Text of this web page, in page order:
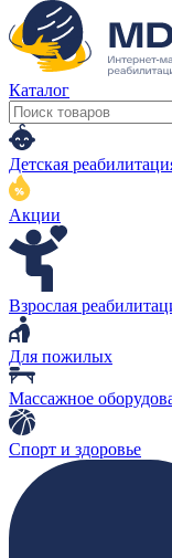
Каталог
Детская
Акции
Взрослая
Для пожилых
Массажное
Спорт и здоровье